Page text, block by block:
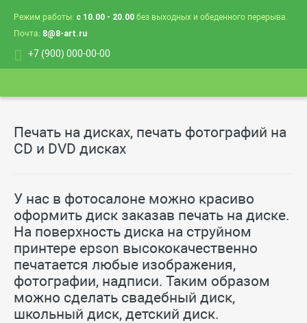
Режим работы: с 10.00 - 20.00 без выходных и обеденного перерыва.
Почта: 8@8-art.ru
+7 (900) 000-00-00
Печать на дисках, печать фотографий на
CD и DVD дисках
У нас в фотосалоне можно красиво
оформить диск заказав печать на диске.
На поверхность диска на струйном
принтере epson высококачественно
печатается любые изображения,
фотографии, надписи. Таким образом
можно сделать свадебный диск,
школьный диск, детский диск.